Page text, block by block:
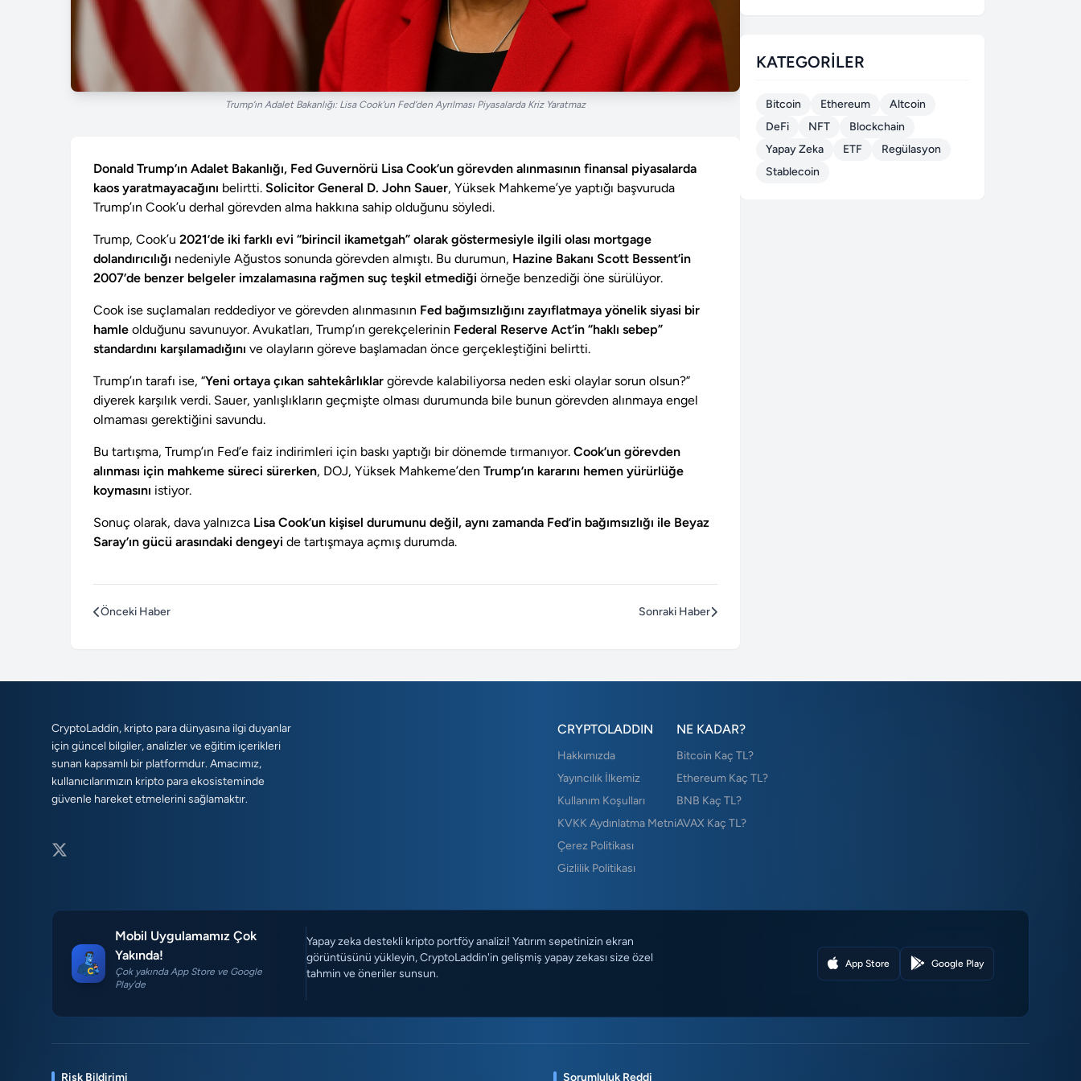
Trump’ın Adalet Bakanlığı: Lisa Cook’un Fed’den Ayrılması Piyasalarda Kriz Yaratmaz
Donald Trump’ın Adalet Bakanlığı, Fed Guvernörü Lisa Cook’un görevden alınmasının finansal piyasalarda
kaos yaratmayacağını belirtti. Solicitor General D. John Sauer, Yüksek Mahkeme’ye yaptığı başvuruda
Trump’ın Cook’u derhal görevden alma hakkına sahip olduğunu söyledi.
Trump, Cook’u 2021’de iki farklı evi “birincil ikametgah” olarak göstermesiyle ilgili olası mortgage
dolandırıcılığı nedeniyle Ağustos sonunda görevden almıştı. Bu durumun, Hazine Bakanı Scott Bessent’in
2007’de benzer belgeler imzalamasına rağmen suç teşkil etmediği örneğe benzediği öne sürülüyor.
Cook ise suçlamaları reddediyor ve görevden alınmasının Fed bağımsızlığını zayıflatmaya yönelik siyasi bir
hamle olduğunu savunuyor. Avukatları, Trump’ın gerekçelerinin Federal Reserve Act’in “haklı sebep”
standardını karşılamadığını ve olayların göreve başlamadan önce gerçekleştiğini belirtti.
Trump’ın tarafı ise, “Yeni ortaya çıkan sahtekârlıklar görevde kalabiliyorsa neden eski olaylar sorun olsun?”
diyerek karşılık verdi. Sauer, yanlışlıkların geçmişte olması durumunda bile bunun görevden alınmaya engel
olmaması gerektiğini savundu.
Bu tartışma, Trump’ın Fed’e faiz indirimleri için baskı yaptığı bir dönemde tırmanıyor. Cook’un görevden
alınması için mahkeme süreci sürerken, DOJ, Yüksek Mahkeme’den Trump’ın kararını hemen yürürlüğe
koymasını istiyor.
Sonuç olarak, dava yalnızca Lisa Cook’un kişisel durumunu değil, aynı zamanda Fed’in bağımsızlığı ile Beyaz
Saray’ın gücü arasındaki dengeyi de tartışmaya açmış durumda.
Önceki Haber Sonraki Haber
KATEGORILER
Bitcoin Ethereum
Altcoin
DeFi
NFT
Blockchain
Yapay Zeka
ETF
Regülasyon
Stablecoin
CryptoLaddin, kripto para dünyasına ilgi duyanlar
için güncel bilgiler, analizler ve eğitim içerikleri
sunan kapsamlı bir platformdur. Amacımız,
kullanıcılarımızın kripto para ekosisteminde
güvenle hareket etmelerini sağlamaktır.
CRYPTOLADDIN
Hakkımızda
Yayıncılık İlkemiz
Kullanım Koşulları
KVKK Aydınlatma Metni
Çerez Politikası
Gizlilik Politikası
NE KADAR?
Bitcoin Kaç TL?
Ethereum Kaç TL?
BNB Kaç TL?
AVAX Kaç TL?
Mobil Uygulamamız Çok
Yakında!
Çok yakında App Store ve Google
Play'de
Yapay zeka destekli kripto portföy analizi! Yatırım sepetinizin ekran
görüntüsünü yükleyin, CryptoLaddin'in gelişmiş yapay zekası size özel
tahmin ve öneriler sunsun.
App Store Google Play
Risk Bildirimi Sorumluluk Reddi